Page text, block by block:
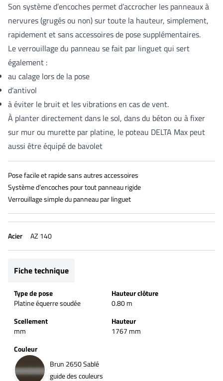
Son système d’encoches permet d’accrocher les panneaux à
nervures (grugés ou non) sur toute la hauteur, simplement,
rapidement et sans accessoires de pose supplémentaires.
Le verrouillage du panneau se fait par linguet qui sert
également :
au calage lors de la pose
d’antivol
à éviter le bruit et les vibrations en cas de vent.
À planter directement dans le sol, dans du béton ou à fixer
sur mur ou murette par platine, le poteau DELTA Max peut
aussi être équipé de bavolet
Pose facile et rapide sans autres accessoires
Système d’encoches pour tout panneau rigide
Verrouillage simple du panneau par linguet
Acier AZ 140
Fiche technique
Type de pose
Platine équerre soudée
Hauteur clôture
0.80 m
Scellement
mm
Hauteur
1767 mm
Couleur
Brun 2650 Sablé
guide des couleurs